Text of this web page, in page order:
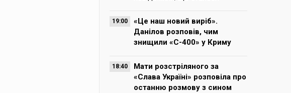
19:00
«Це наш новий виріб».
Данілов розповів, чим
знищили «С-400» у Криму
18:40
Мати розстріляного за
«Слава Україні» розповіла про
останню розмову з сином